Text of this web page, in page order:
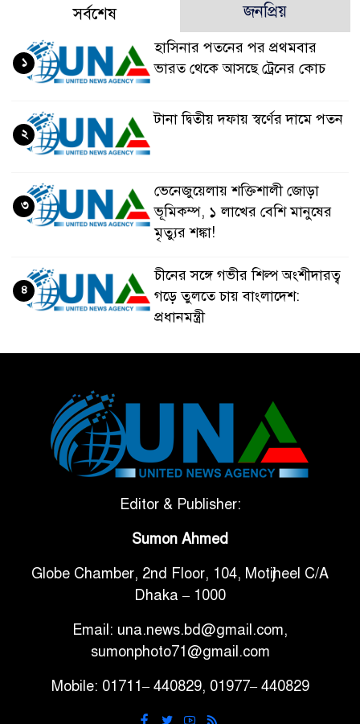
সর্বশেষ জনপ্রিয়
হাসিনার পতনের পর প্রথমবার
ভারত থেকে আসছে ট্রেনের কোচ
১
টানা দ্বিতীয় দফায় স্বর্ণের দামে পতন
২
ভেনেজুয়েলায় শক্তিশালী জোড়া
ভূমিকম্প, ১ লাখের বেশি মানুষের
মৃত্যুর শঙ্কা!
৩
চীনের সঙ্গে গভীর শিল্প অংশীদারত্ব
গড়ে তুলতে চায় বাংলাদেশ:
প্রধানমন্ত্রী
৪
টানা ৩ ম্যাচে গোল ভিনির, ইতিহাস
বলছে বিশ্বকাপ জিতবে ব্রাজিল
সরকারি ৩শ কেজি বই বিক্রির
গাড়ি বিক্রির পর মালিকানা
পরিবর্তনে কঠোর নির্দেশনা
আ.লীগ ও বিএনপির বিরুদ্ধে
নাহিদ
Editor & Publisher:
Sumon Ahmed
Globe Chamber, 2nd Floor, 104, Motijheel C/A
Dhaka – 1000
Email: una.news.bd@gmail.com,
sumonphoto71@gmail.com
Mobile: 01711– 440829, 01977– 440829